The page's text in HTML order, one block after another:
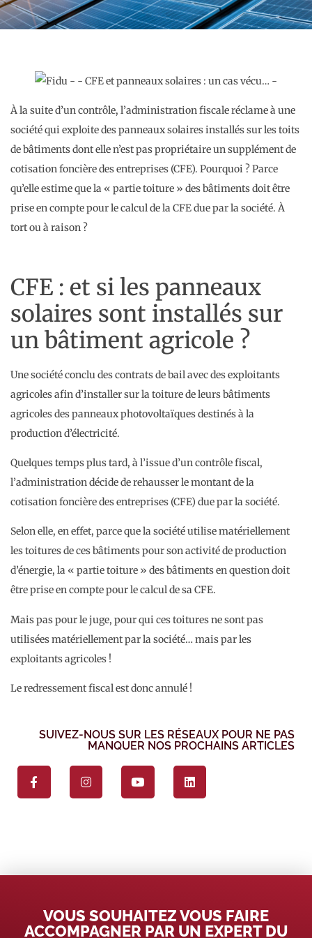
À la suite d’un contrôle, l’administration fiscale réclame à une
société qui exploite des panneaux solaires installés sur les toits
de bâtiments dont elle n’est pas propriétaire un supplément de
cotisation foncière des entreprises (CFE). Pourquoi ? Parce
qu’elle estime que la « partie toiture » des bâtiments doit être
prise en compte pour le calcul de la CFE due par la société. À
tort ou à raison ?
CFE : et si les panneaux
solaires sont installés sur
un bâtiment agricole ?
Une société conclu des contrats de bail avec des exploitants
agricoles afin d’installer sur la toiture de leurs bâtiments
agricoles des panneaux photovoltaïques destinés à la
production d’électricité.
Quelques temps plus tard, à l’issue d’un contrôle fiscal,
l’administration décide de rehausser le montant de la
cotisation foncière des entreprises (CFE) due par la société.
Selon elle, en effet, parce que la société utilise matériellement
les toitures de ces bâtiments pour son activité de production
d’énergie, la « partie toiture » des bâtiments en question doit
être prise en compte pour le calcul de sa CFE.
Mais pas pour le juge, pour qui ces toitures ne sont pas
utilisées matériellement par la société… mais par les
exploitants agricoles !
Le redressement fiscal est donc annulé !
SUIVEZ-NOUS SUR LES RÉSEAUX POUR NE PAS
MANQUER NOS PROCHAINS ARTICLES
VOUS SOUHAITEZ VOUS FAIRE
ACCOMPAGNER PAR UN EXPERT DU